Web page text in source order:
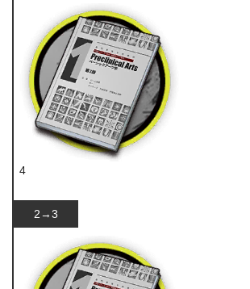
4
2→3